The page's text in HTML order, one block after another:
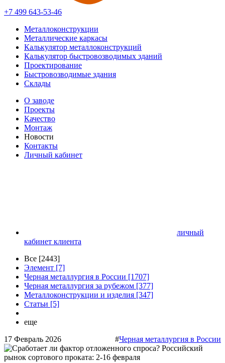
+7 499 643-53-46
Металлоконструкции
Металлические каркасы
Калькулятор металлоконструкций
Калькулятор быстровозводимых зданий
Проектирование
Быстровозводимые здания
Склады
О заводе
Проекты
Качество
Монтаж
Новости
Контакты
Личный кабинет
личный
кабинет клиента
Все [2443]
Элемент [7]
Черная металлургия в России [1707]
Черная металлургия за рубежом [377]
Металлоконструкции и изделия [347]
Статьи [5]
еще
17 Февраль 2026
#Черная металлургия в России